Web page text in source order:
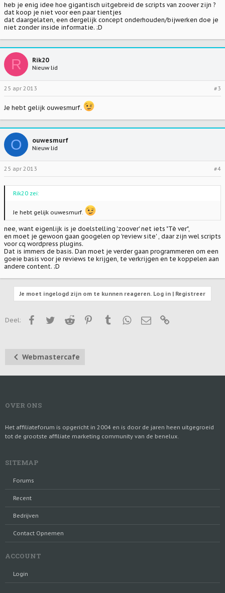
heb je enig idee hoe gigantisch uitgebreid de scripts van zoover zijn ?
dat koop je niet voor een paar tientjes
dat daargelaten, een dergelijk concept onderhouden/bijwerken doe je
niet zonder inside informatie. ;D
R Rik20
Nieuw lid
25 apr 2013 #3
Je hebt gelijk ouwesmurf.
O ouwesmurf
Nieuw lid
25 apr 2013 #4
Rik20 zei:
Je hebt gelijk ouwesmurf.
nee, want eigenlijk is je doelstelling 'zoover' net iets "Tè ver",
en moet je gewoon gaan googelen op 'review site' , daar zijn wel scripts
voor cq wordpress plugins.
Dat is immers de basis. Dan moet je verder gaan programmeren om een
goeie basis voor je reviews te krijgen, te verkrijgen en te koppelen aan
andere content. ;D
Je moet ingelogd zijn om te kunnen reageren. Log in | Registreer
Deel: FacebookTwitterReddit PinterestTumblrWhatsApp
E-mail
Webmastercafe
OVER ONS
Het affiliateforum is opgericht in 2004 en is door de jaren heen uitgegroeid
tot de grootste affiliate marketing community van de benelux.
SITEMAP
Forums
Recent
Bedrijven
Contact Opnemen
ACCOUNT
Login